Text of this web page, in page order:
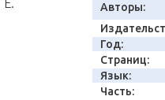
Авторы:
Год:
Страниц:
Язык:
Часть: